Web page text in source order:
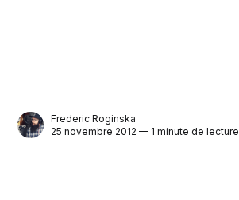
Frederic Roginska
25 novembre 2012 — 1 minute de lecture